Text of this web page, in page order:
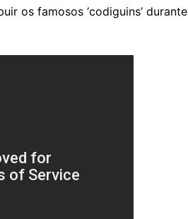
os famosos ‘codiguins’ durante